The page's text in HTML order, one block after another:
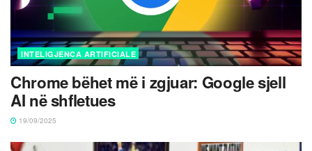
INTELIGJENCA ARTIFICIALE
Chrome bëhet më i zgjuar: Google sjell
AI në shfletues
19/09/2025